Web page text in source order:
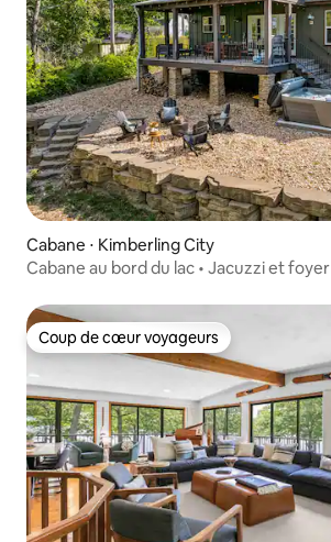
Cabane ⋅ Kimberling City
Cabane au bord du lac • Jacuzzi et foyer
Coup de cœur voyageurs
Coup de cœur voyageurs